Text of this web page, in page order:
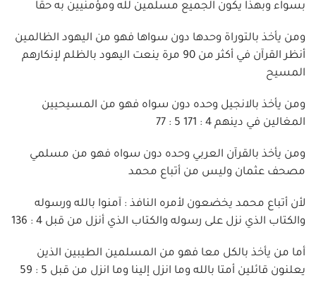
بسواء وبهذا يكون الجميع مسلمين لله ومؤمنيين به حقا
ومن يأخذ بالتوراة وحدها دون سواها فهو من اليهود الظالمين
أنظر القرآن في أكثر من 90 مرة ينعت اليهود بالظلم لإنكارهم
المسيح
ومن يأخذ بالانجيل وحده دون سواه فهو من المسيحيين
المغالين في دينهم 4 : 171 5 : 77
ومن يأخذ بالقرآن العربي وحده دون سواه فهو من مسلمي
مصحف عثمان وليس من أتباع محمد
لأن أتباع محمد يخضعون لأمره النافذ : آمنوا بالله ورسوله
والكتاب الذي نزل على رسوله والكتاب الذي أنزل من قبل 4 : 136
أما من يأخذ بالكل معا فهو من المسلمين الطيبين الذين
يعلنون قائلين أمتا بالله وما انزل إلينا وما انزل من قبل 5 : 59